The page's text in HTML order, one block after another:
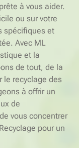
à vous aider.
ou sur votre
spécifiques et
Avec ML
et la
de tout, de la
le recyclage des
à offrir un
de
vous concentrer
pour un